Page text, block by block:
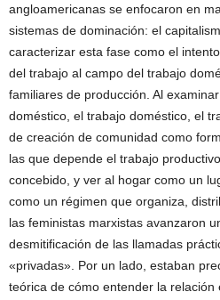
angloamericanas se enfocaron en
sistemas de dominación: el
caracterizar esta fase como el
del trabajo al campo del trabajo
familiares de producción. Al
doméstico, el trabajo doméstico, el
de creación de comunidad como
las que depende el trabajo
concebido, y ver al hogar como un
como un régimen que organiza,
las feministas marxistas avanzaron
desmitificación de las llamadas
«privadas». Por un lado, estaban
teórica de cómo entender la relación